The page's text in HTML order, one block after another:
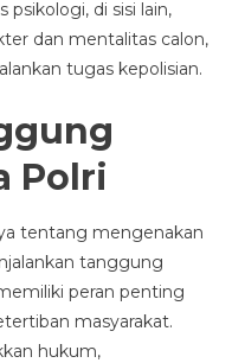
psikologi, di sisi lain,
dan mentalitas calon,
tugas kepolisian.
Polri
tentang mengenakan
tanggung
peran penting
masyarakat.
hukum,